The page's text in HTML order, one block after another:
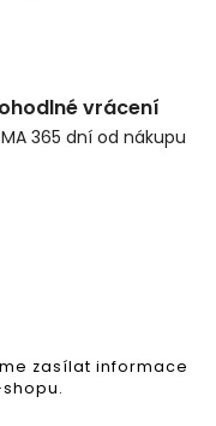
vrácení
365 dní od nákupu
zasílat informace